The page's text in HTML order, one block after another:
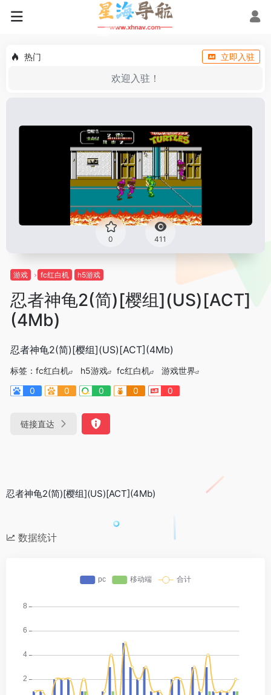
热门 立即入驻
欢迎入驻！
0 411
游戏 fc红白机 h5游戏
忍者神龟2(简)[樱组](US)[ACT]
(4Mb)
忍者神龟2(简)[樱组](US)[ACT](4Mb)
标签： fc红白机 h5游戏 fc红白机
游戏世界
0
0 0 0 0
链接直达
忍者神龟2(简)[樱组](US)[ACT](4Mb)
数据统计